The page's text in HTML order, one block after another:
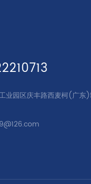
业园区庆丰路西麦柯(广东